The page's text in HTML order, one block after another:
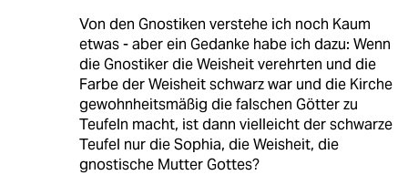
Von den Gnostiken verstehe ich noch Kaum
etwas - aber ein Gedanke habe ich dazu: Wenn
die Gnostiker die Weisheit verehrten und die
Farbe der Weisheit schwarz war und die Kirche
gewohnheitsmäßig die falschen Götter zu
Teufeln macht, ist dann vielleicht der schwarze
Teufel nur die Sophia, die Weisheit, die
gnostische Mutter Gottes?